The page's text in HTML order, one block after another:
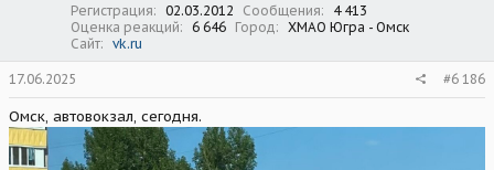
Регистрация 02.03.2012 Сообщения
4 413
Оценка реакций
6 646 Город
ХМАО Югра - Омск
Сайт
vk.ru
17.06.2025 #6 186
Омск, автовокзал, сегодня.